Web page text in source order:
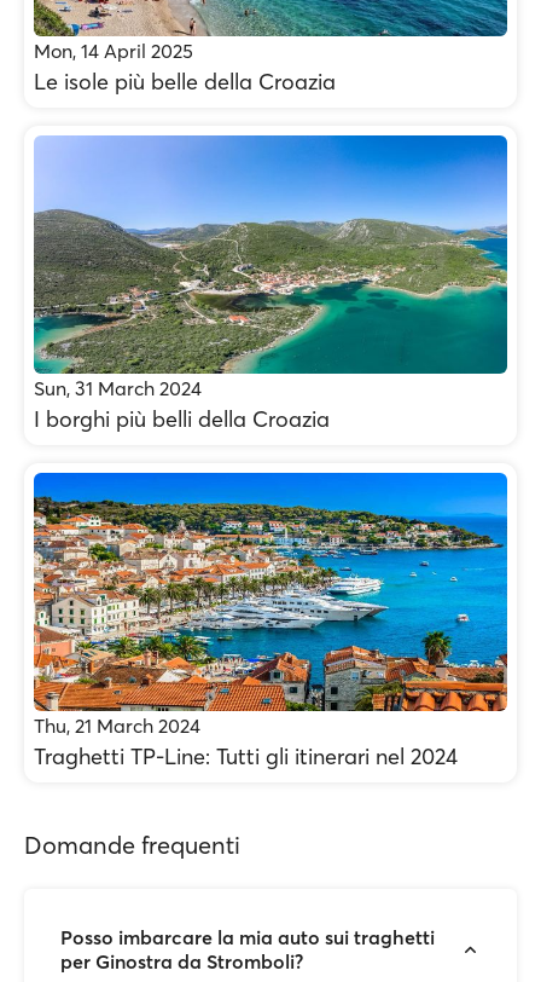
Mon, 14 April 2025
Le isole più belle della Croazia
Sun, 31 March 2024
I borghi più belli della Croazia
Thu, 21 March 2024
Traghetti TP-Line: Tutti gli itinerari nel 2024
Domande frequenti
Posso imbarcare la mia auto sui traghetti
per Ginostra da Stromboli?